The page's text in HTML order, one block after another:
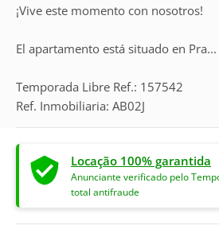
¡Vive este momento con nosotros!
El apartamento está situado en Pra...
Temporada Libre Ref.: 157542
Ref. Inmobiliaria: AB02J
Locação 100% garantida
Anunciante verificado pelo
total antifraude